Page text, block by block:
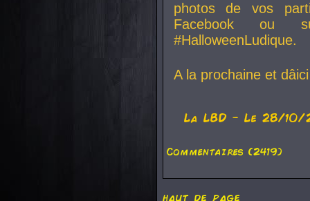
photos de vos
Facebook ou
#HalloweenLudique.
A la prochaine et
La LBD - Le 28/10/
Commentaires (2419)
haut de page